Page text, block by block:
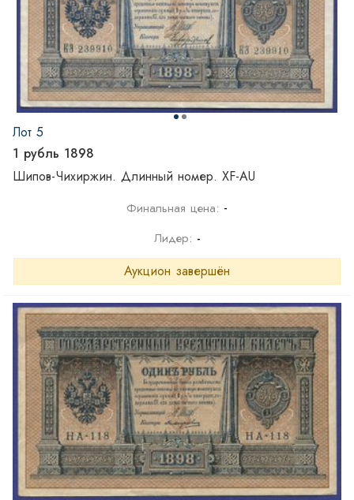
Лот 5
1 рубль 1898
Шипов-Чихиржин. Длинный номер. XF-AU
Финальная цена: -
Лидер: -
Аукцион завершён